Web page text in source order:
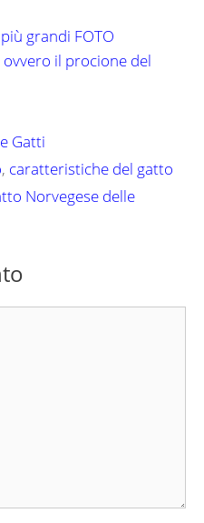
grandi FOTO
il procione del
Gatti
, caratteristiche del gatto
Norvegese delle